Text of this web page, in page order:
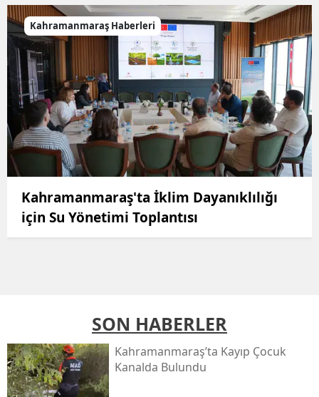
Kahramanmaraş Haberleri
Kahramanmaraş'ta İklim Dayanıklılığı
için Su Yönetimi Toplantısı
SON HABERLER
Kahramanmaraş’ta Kayıp Çocuk
Kanalda Bulundu